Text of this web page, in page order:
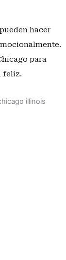
hacer
para
feliz.